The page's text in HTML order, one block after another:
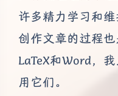
许多精力学习和
创作文章的过程
LaTeX和Word，
用它们。